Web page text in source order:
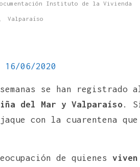
Instituto de la Vivienda
Valparaíso
06/2020
se han registrado
del Mar y Valparaíso.
con la cuarentena
de quienes